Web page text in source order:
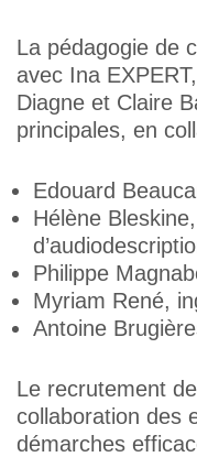
La pédagogie de
avec Ina
Diagne et Claire
principales, en
Edouard
Hélène
Philippe
Myriam René,
Antoine
Le recrutement
collaboration des
démarches